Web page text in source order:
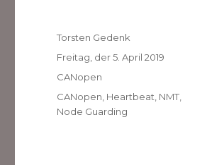
Autor
Torsten Gedenk
Veröffentlicht
Freitag, der 5. April 2019
Kategorien
CANopen
Schlagwörter
CANopen Heartbeat NMT
Node Guarding